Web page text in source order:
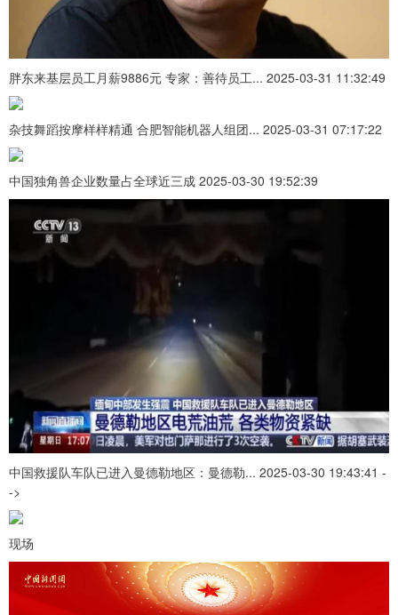
胖东来基层员工月薪9886元 专家：善待员工... 2025-03-31 11:32:49
杂技舞蹈按摩样样精通 合肥智能机器人组团... 2025-03-31 07:17:22
中国独角兽企业数量占全球近三成 2025-03-30 19:52:39
中国救援队车队已进入曼德勒地区：曼德勒... 2025-03-30 19:43:41 -
->
现场